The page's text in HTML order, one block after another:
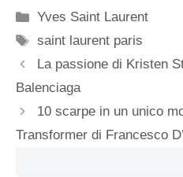
Categorie
Yves Saint Laurent
Tag
saint laurent paris
La passione di Kristen
Balenciaga
10 scarpe in un unico
Transformer di Francesco